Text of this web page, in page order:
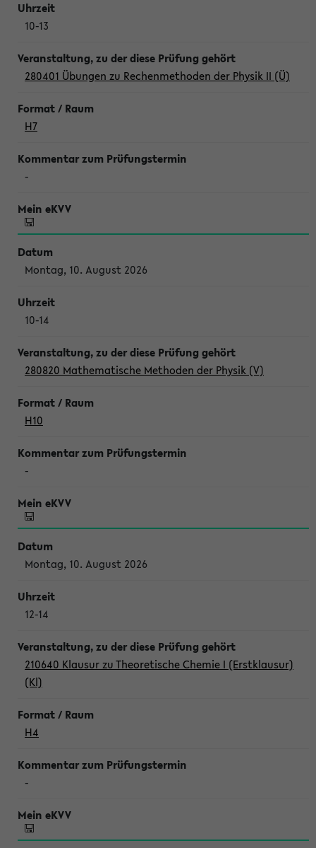
10-13
280401 Übungen zu Rechenmethoden der Physik II (Ü)
H7
-
Montag, 10. August 2026
10-14
280820 Mathematische Methoden der Physik (V)
H10
-
Montag, 10. August 2026
12-14
210640 Klausur zu Theoretische Chemie I (Erstklausur)
(Kl)
H4
-